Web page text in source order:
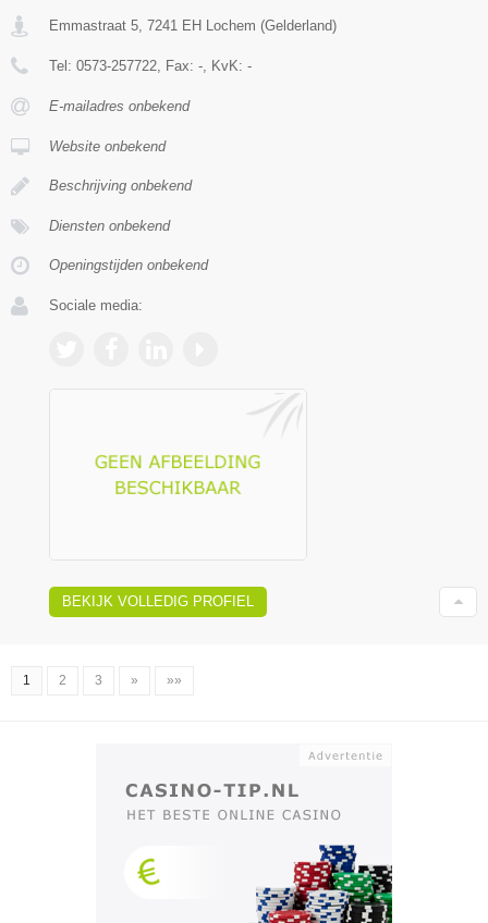
Emmastraat 5 7241 EH Lochem (Gelderland)
Tel: 0573-257722 , Fax: - , KvK: -
E-mailadres onbekend
Website onbekend
Beschrijving onbekend
Diensten onbekend
Openingstijden onbekend
Sociale media:
BEKIJK VOLLEDIG PROFIEL
1 2 3 » »»